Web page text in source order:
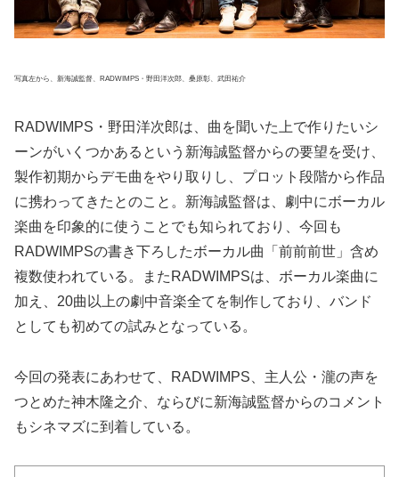
写真左から、新海誠監督、RADWIMPS・野田洋次郎、桑原彰、武田祐介
RADWIMPS・野田洋次郎は、曲を聞いた上で作りたいシ
ーンがいくつかあるという新海誠監督からの要望を受け、
製作初期からデモ曲をやり取りし、プロット段階から作品
に携わってきたとのこと。新海誠監督は、劇中にボーカル
楽曲を印象的に使うことでも知られており、今回も
RADWIMPSの書き下ろしたボーカル曲「前前前世」含め
複数使われている。またRADWIMPSは、ボーカル楽曲に
加え、20曲以上の劇中音楽全てを制作しており、バンド
としても初めての試みとなっている。
今回の発表にあわせて、RADWIMPS、主人公・瀧の声を
つとめた神木隆之介、ならびに新海誠監督からのコメント
もシネマズに到着している。